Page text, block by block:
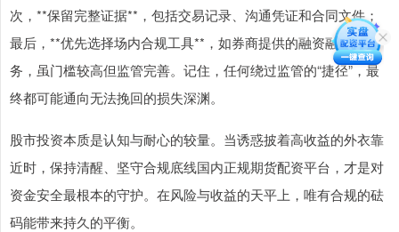
次，**保留完整证据**，包括交易记录、沟通凭证和合同文件；
最后，**优先选择场内合规工具**，如券商提供的融资融券业
务，虽门槛较高但监管完善。记住，任何绕过监管的“捷径”，最
终都可能通向无法挽回的损失深渊。
股市投资本质是认知与耐心的较量。当诱惑披着高收益的外衣靠
近时，保持清醒、坚守合规底线国内正规期货配资平台，才是对
资金安全最根本的守护。在风险与收益的天平上，唯有合规的砝
码能带来持久的平衡。